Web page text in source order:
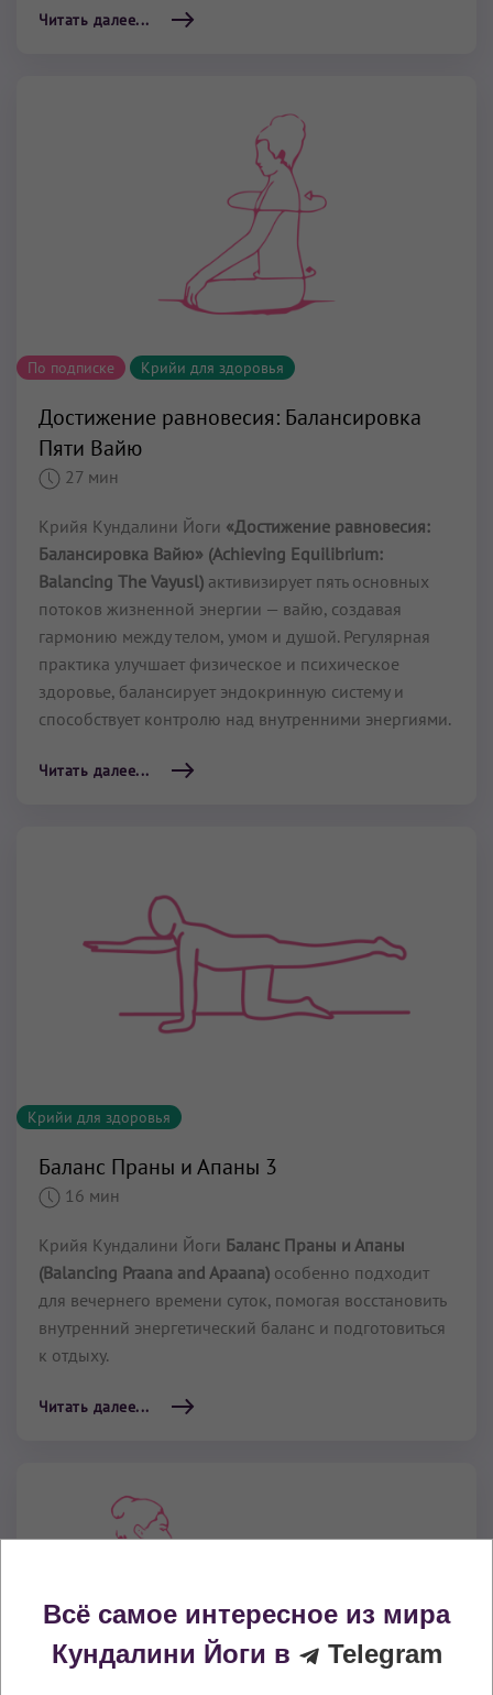
Читать далее...
По подписке Крийи для здоровья
Достижение равновесия: Балансировка
Пяти Вайю
27 мин
Крийя Кундалини Йоги «Достижение равновесия:
Балансировка Вайю» (Achieving Equilibrium:
Balancing The Vayusl) активизирует пять основных
потоков жизненной энергии — вайю, создавая
гармонию между телом, умом и душой. Регулярная
практика улучшает физическое и психическое
здоровье, балансирует эндокринную систему и
способствует контролю над внутренними энергиями.
Читать далее...
Крийи для здоровья
Баланс Праны и Апаны 3
16 мин
Крийя Кундалини Йоги Баланс Праны и Апаны
(Balancing Praana and Apaana) особенно подходит
для вечернего времени суток, помогая восстановить
внутренний энергетический баланс и подготовиться
к отдыху.
Читать далее...
Всё самое интересное из мира
Кундалини Йоги в
Telegram